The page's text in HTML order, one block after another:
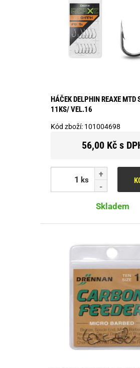
HÁČEK DELPHIN REAXE MTD
11KS/ VEL.16
Kód zboží: 101004698
56,00 Kč s
ks
Skladem